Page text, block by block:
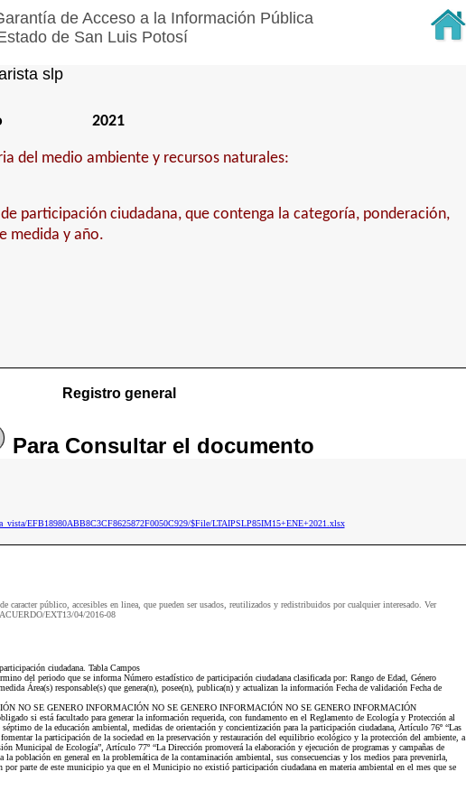
de Acceso a la Información Pública
de San Luis Potosí
slp
2021
del medio ambiente y recursos naturales:
participación ciudadana, que contenga la categoría, ponderación,
medida y año.
Registro general
Para Consultarel documento
EFB18980ABB8C3CF8625872F0050C929/$File/LTAIPSLP85IM15+ENE+2021.xlsx
caracter público, accesibles en linea, que pueden ser usados, reutilizados y redistribuidos por cualquier interesado. Ver
EXT13/04/2016-08
ciudadana. Tabla Campos
del periodo que se informa Número estadístico de participación ciudadana clasificada por: Rango de Edad, Género
Área(s) responsable(s) que genera(n), posee(n), publica(n) y actualizan la información Fecha de validación Fecha de
NO SE GENERO INFORMACIÓN NO SE GENERO INFORMACIÓN NO SE GENERO INFORMACIÓN
si está facultado para generar la información requerida, con fundamento en el Reglamento de Ecología y Protección al
de la educación ambiental, medidas de orientación y concientización para la participación ciudadana, Artículo 76º “Las
la participación de la sociedad en la preservación y restauración del equilibrio ecológico y la protección del ambiente, a
Municipal de Ecología”, Artículo 77º “La Dirección promoverá la elaboración y ejecución de programas y campañas de
la población en general en la problemática de la contaminación ambiental, sus consecuencias y los medios para prevenirla,
parte de este municipio ya que en el Municipio no existió participación ciudadana en materia ambiental en el mes que se